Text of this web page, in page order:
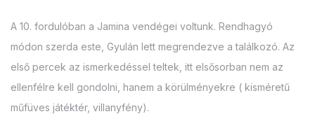
A 10. fordulóban a Jamina vendégei voltunk. Rendhagyó
módon szerda este, Gyulán lett megrendezve a találkozó. Az
első percek az ismerkedéssel teltek, itt elsősorban nem az
ellenfélre kell gondolni, hanem a körülményekre ( kisméretű
műfüves játéktér, villanyfény).